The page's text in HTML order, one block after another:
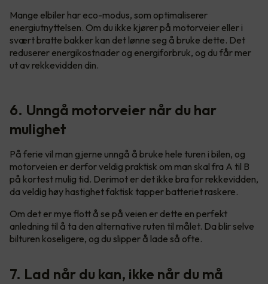
Mange elbiler har eco-modus, som optimaliserer
energiutnyttelsen. Om du ikke kjører på motorveier eller i
svært bratte bakker kan det lønne seg å bruke dette. Det
reduserer energikostnader og energiforbruk, og du får mer
ut av rekkevidden din.
6. Unngå motorveier når du har
mulighet
På ferie vil man gjerne unngå å bruke hele turen i bilen, og
motorveien er derfor veldig praktisk om man skal fra A til B
på kortest mulig tid. Derimot er det ikke bra for rekkevidden,
da veldig høy hastighet faktisk tapper batteriet raskere.
Om det er mye flott å se på veien er dette en perfekt
anledning til å ta den alternative ruten til målet. Da blir selve
bilturen koseligere, og du slipper å lade så ofte.
7. Lad når du kan, ikke når du må